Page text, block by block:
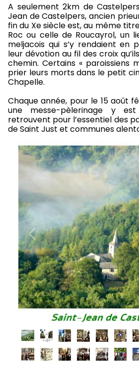
A seulement 2km de
Jean de Castelpers, ancien
fin du Xe siècle est, au même
Roc ou celle de Roucayrol, un
meljacois qui s’y rendaient en
leur dévotion au fil des croix
chemin. Certains « paroissiens
prier leurs morts dans le petit
Chapelle.
Chaque année, pour le 15 août
une messe-pèlerinage y
retrouvent pour l’essentiel des
de Saint Just et communes
Previous